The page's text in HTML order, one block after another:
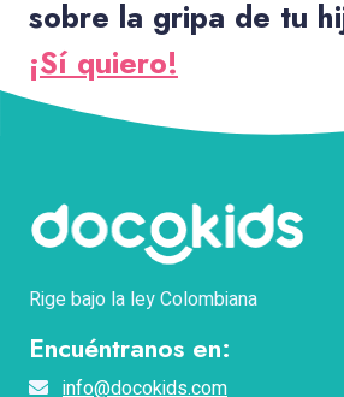
sobre la gripa de tu
¡Sí quiero!
Rige bajo la ley Colombiana
Encuéntranos en:
info@docokids.com